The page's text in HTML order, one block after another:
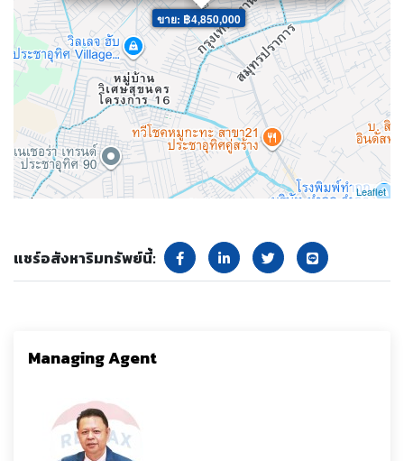
ขาย: ฿4,850,000
Leaflet
แชร์อสังหาริมทรัพย์นี้:
Managing Agent